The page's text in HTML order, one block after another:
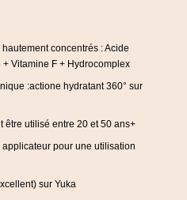
concentrés : Acide
+ Vitamine F + Hydrocomplex
:actione hydratant 360° sur
être utilisé entre 20 et 50 ans+
pour une utilisation
sur Yuka